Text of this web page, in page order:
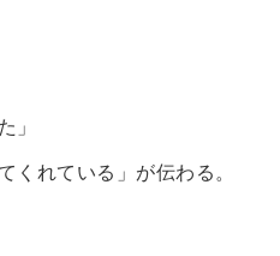
」
くれている」が伝わる。